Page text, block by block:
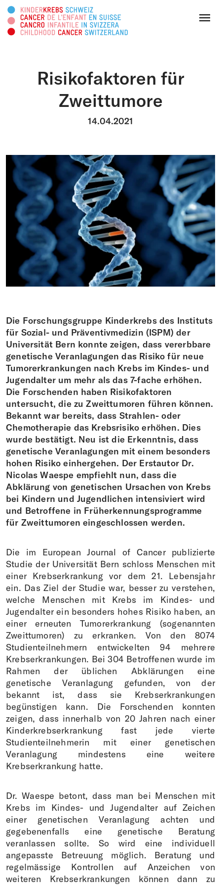
Menu
Survivorship
Infoplattform
Spenden
SPENDEN
DE FR EN IT
Diese Webseite durchsuchen
Risikofaktoren für
Zweittumore
14.04.2021
Die Forschungsgruppe Kinderkrebs des Instituts
für Sozial- und Präventivmedizin (ISPM) der
Universität Bern konnte zeigen, dass vererbbare
genetische Veranlagungen das Risiko für neue
Tumorerkrankungen nach Krebs im Kindes- und
Jugendalter um mehr als das 7-fache erhöhen.
Die Forschenden haben Risikofaktoren
untersucht, die zu Zweittumoren führen können.
Bekannt war bereits, dass Strahlen- oder
Chemotherapie das Krebsrisiko erhöhen. Dies
wurde bestätigt. Neu ist die Erkenntnis, dass
genetische Veranlagungen mit einem besonders
hohen Risiko einhergehen. Der Erstautor Dr.
Nicolas Waespe empfiehlt nun, dass die
Abklärung von genetischen Ursachen von Krebs
bei Kindern und Jugendlichen intensiviert wird
und Betroffene in Früherkennungsprogramme
für Zweittumoren eingeschlossen werden.
Die im European Journal of Cancer publizierte
Studie der Universität Bern schloss Menschen mit
einer Krebserkrankung vor dem 21. Lebensjahr
ein. Das Ziel der Studie war, besser zu verstehen,
welche Menschen mit Krebs im Kindes- und
Jugendalter ein besonders hohes Risiko haben, an
einer erneuten Tumorerkrankung (sogenannten
Zweittumoren) zu erkranken. Von den 8074
Studienteilnehmern entwickelten 94 mehrere
Krebserkrankungen. Bei 304 Betroffenen wurde im
Rahmen der üblichen Abklärungen eine
genetische Veranlagung gefunden, von der
bekannt ist, dass sie Krebserkrankungen
begünstigen kann. Die Forschenden konnten
zeigen, dass innerhalb von 20 Jahren nach einer
Kinderkrebserkrankung fast jede vierte
Studienteilnehmerin mit einer genetischen
Veranlagung mindestens eine weitere
Krebserkrankung hatte.
Dr. Waespe betont, dass man bei Menschen mit
Krebs im Kindes- und Jugendalter auf Zeichen
einer genetischen Veranlagung achten und
gegebenenfalls eine genetische Beratung
veranlassen sollte. So wird eine individuell
angepasste Betreuung möglich. Beratung und
regelmässige Kontrollen auf Anzeichen von
weiteren Krebserkrankungen können dann zu